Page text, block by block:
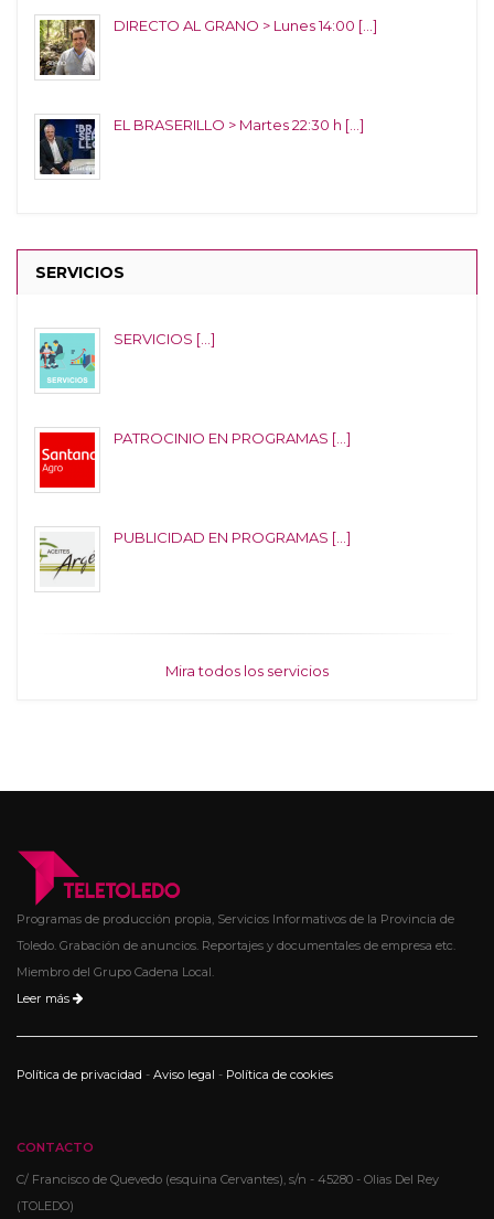
DIRECTO AL GRANO > Lunes 14:00 [...]
EL BRASERILLO > Martes 22:30 h [...]
SERVICIOS
SERVICIOS [...]
PATROCINIO EN PROGRAMAS [...]
PUBLICIDAD EN PROGRAMAS [...]
Mira todos los servicios
Programas de producción propia, Servicios Informativos de la Provincia de
Toledo. Grabación de anuncios. Reportajes y documentales de empresa etc.
Miembro del Grupo Cadena Local.
Leer más
Política de privacidad - Aviso legal - Política de cookies
CONTACTO
C/ Francisco de Quevedo (esquina Cervantes), s/n - 45280 - Olias Del Rey
(TOLEDO)